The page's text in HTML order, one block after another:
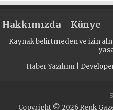
Hakkımızda Künye
Kaynak belirtmeden ve izin
Haber Yazılımı|
Copyright © 2026 Renk